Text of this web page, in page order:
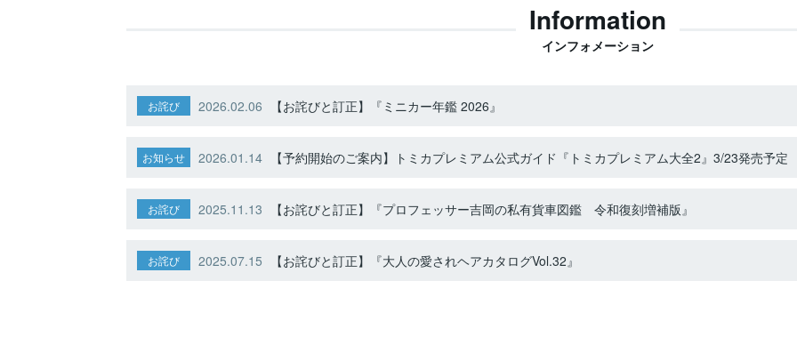
Information
インフォメーション
お詫び 2026.02.06 【お詫びと訂正】『ミニカー年鑑 2026』
お知らせ 2026.01.14 【予約開始のご案内】トミカプレミアム公式ガイド『トミカプレミアム大全2』3/23発売予定
お詫び 2025.11.13 【お詫びと訂正】『プロフェッサー吉岡の私有貨車図鑑 令和復刻増補版』
お詫び 2025.07.15 【お詫びと訂正】『大人の愛されヘアカタログVol.32』